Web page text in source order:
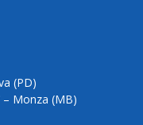
(PD)
– Monza (MB)